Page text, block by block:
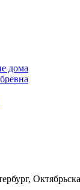
дома